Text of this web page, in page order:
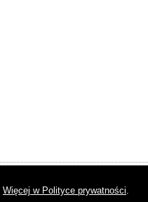
Więcej w Polityce prywatności.